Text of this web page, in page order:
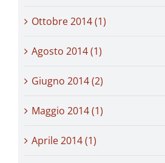
Ottobre 2014 (1)
Agosto 2014 (1)
Giugno 2014 (2)
Maggio 2014 (1)
Aprile 2014 (1)